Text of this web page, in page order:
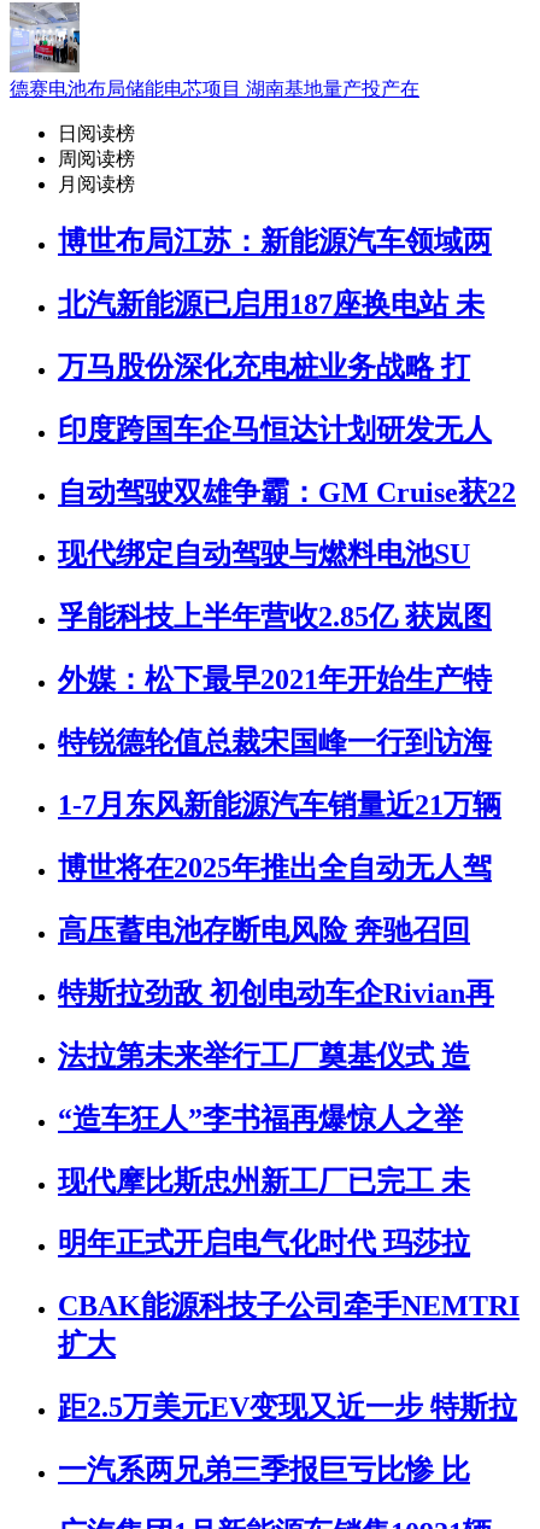
德赛电池布局储能电芯项目 湖南基地量产投产在
日阅读榜
周阅读榜
月阅读榜
博世布局江苏：新能源汽车领域两
北汽新能源已启用187座换电站 未
万马股份深化充电桩业务战略 打
印度跨国车企马恒达计划研发无人
自动驾驶双雄争霸：GM Cruise获22
现代绑定自动驾驶与燃料电池SU
孚能科技上半年营收2.85亿 获岚图
外媒：松下最早2021年开始生产特
特锐德轮值总裁宋国峰一行到访海
1-7月东风新能源汽车销量近21万辆
博世将在2025年推出全自动无人驾
高压蓄电池存断电风险 奔驰召回
特斯拉劲敌 初创电动车企Rivian再
法拉第未来举行工厂奠基仪式 造
“造车狂人”李书福再爆惊人之举
现代摩比斯忠州新工厂已完工 未
明年正式开启电气化时代 玛莎拉
CBAK能源科技子公司牵手NEMTRI
扩大
距2.5万美元EV变现又近一步 特斯拉
一汽系两兄弟三季报巨亏比惨 比